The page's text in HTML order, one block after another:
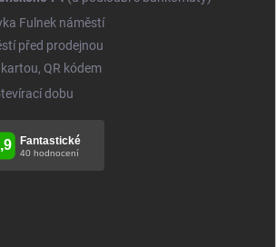
Fulnek náměstí
před prodejnou
QR kódem
dobu